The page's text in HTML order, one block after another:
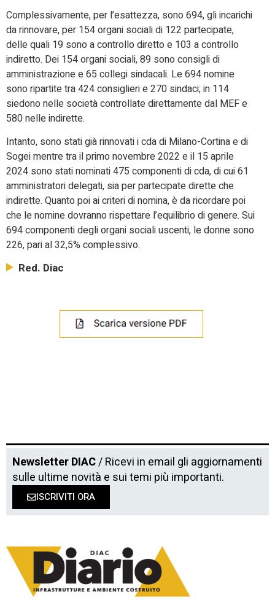
Complessivamente, per l’esattezza, sono 694, gli incarichi
da rinnovare, per 154 organi sociali di 122 partecipate,
delle quali 19 sono a controllo diretto e 103 a controllo
indiretto. Dei 154 organi sociali, 89 sono consigli di
amministrazione e 65 collegi sindacali. Le 694 nomine
sono ripartite tra 424 consiglieri e 270 sindaci; in 114
siedono nelle società controllate direttamente dal MEF e
580 nelle indirette.
Intanto, sono stati già rinnovati i cda di Milano-Cortina e di
Sogei mentre tra il primo novembre 2022 e il 15 aprile
2024 sono stati nominati 475 componenti di cda, di cui 61
amministratori delegati, sia per partecipate dirette che
indirette. Quanto poi ai criteri di nomina, è da ricordare poi
che le nomine dovranno rispettare l’equilibrio di genere. Sui
694 componenti degli organi sociali uscenti, le donne sono
226, pari al 32,5% complessivo.
Red. Diac
Newsletter DIAC/ Ricevi in email gli aggiornamenti
sulle ultime novità e sui temi più importanti.
ISCRIVITI ORA